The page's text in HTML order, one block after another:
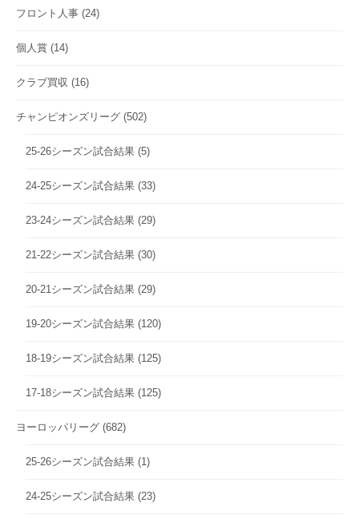
フロント人事 (24)
個人賞 (14)
クラブ買収 (16)
チャンピオンズリーグ (502)
25-26シーズン試合結果 (5)
24-25シーズン試合結果 (33)
23-24シーズン試合結果 (29)
21-22シーズン試合結果 (30)
20-21シーズン試合結果 (29)
19-20シーズン試合結果 (120)
18-19シーズン試合結果 (125)
17-18シーズン試合結果 (125)
ヨーロッパリーグ (682)
25-26シーズン試合結果 (1)
24-25シーズン試合結果 (23)